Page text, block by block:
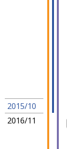
2015/10
2016/11